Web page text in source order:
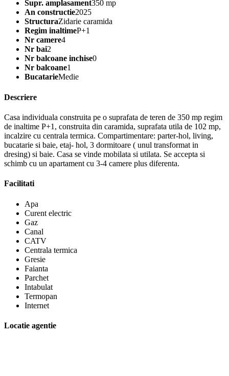
Supr. amplasament350 mp
An constructie2025
StructuraZidarie caramida
Regim inaltimeP+1
Nr camere4
Nr bai2
Nr balcoane inchise0
Nr balcoane1
BucatarieMedie
Descriere
Casa individuala construita pe o suprafata de teren de 350 mp regim
de inaltime P+1, construita din caramida, suprafata utila de 102 mp,
incalzire cu centrala termica. Compartimentare: parter-hol, living,
bucatarie si baie, etaj- hol, 3 dormitoare ( unul transformat in
dresing) si baie. Casa se vinde mobilata si utilata. Se accepta si
schimb cu un apartament cu 3-4 camere plus diferenta.
Facilitati
Apa
Curent electric
Gaz
Canal
CATV
Centrala termica
Gresie
Faianta
Parchet
Intabulat
Termopan
Internet
Locatie agentie